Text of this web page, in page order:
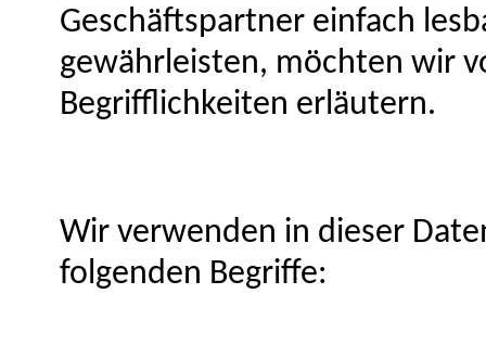
Geschäftspartner einfach
gewährleisten, möchten wir
Begrifflichkeiten erläutern.
Wir verwenden in dieser
folgenden Begriffe: